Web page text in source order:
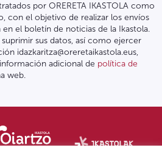
por ORERETA IKASTOLA como
con el objetivo de realizar los envíos
el boletín de noticias de la Ikastola.
sus datos, así como ejercer
idazkaritza@oreretaikastola.eus,
adicional de política de
web.